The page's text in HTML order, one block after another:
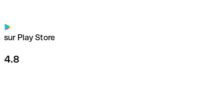
sur Play Store
4.8